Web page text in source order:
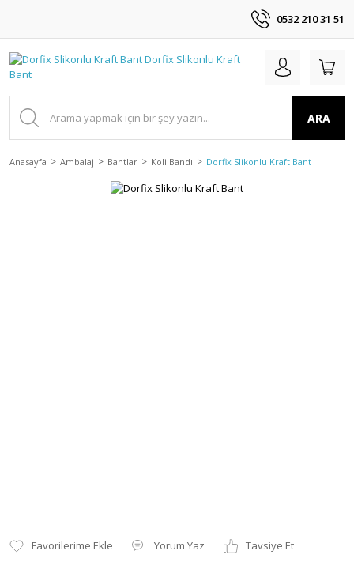
0532 210 31 51
ARA
Anasayfa Ambalaj Bantlar Koli Bandı Dorfix Slikonlu Kraft Bant
Yorum Yaz
Tavsiye Et